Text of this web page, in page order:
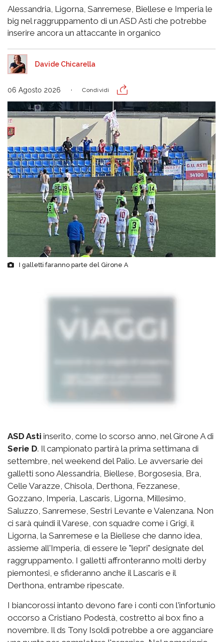
Alessandria, Ligorna, Sanremese, Biellese e Imperia le
big nel raggruppamento di un ASD Asti che potrebbe
inserire ancora un attaccante in organico
Davide Chicarella
06 Agosto 2026 Condividi
I galletti faranno parte del Girone A
ASD Asti inserito, come lo scorso anno, nel Girone A di
Serie D. Il campionato partirà la prima settimana di
settembre, nel weekend del Palio. Le avversarie dei
galletti sono Alessandria, Biellese, Borgosesia, Bra,
Celle Varazze, Chisola, Derthona, Fezzanese,
Gozzano, Imperia, Lascaris, Ligorna, Millesimo,
Saluzzo, Sanremese, Sestri Levante e Valenzana. Non
ci sarà quindi il Varese, con squadre come i Grigi, il
Ligorna, la Sanremese e la Biellese che danno idea,
assieme all'Imperia, di essere le "lepri" designate del
raggruppamento. I galletti affronteranno molti derby
piemontesi, e sfideranno anche il Lascaris e il
Derthona, entrambe ripescate.
I biancorossi intanto devono fare i conti con l'infortunio
occorso a Cristiano Podestà, costretto ai box fino a
novembre. Il ds Tony Isoldi potrebbe a ore agganciare